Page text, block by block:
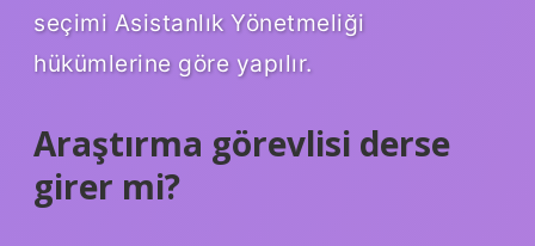
seçimi Asistanlık Yönetmeliği
hükümlerine göre yapılır.
Araştırma görevlisi derse
girer mi?